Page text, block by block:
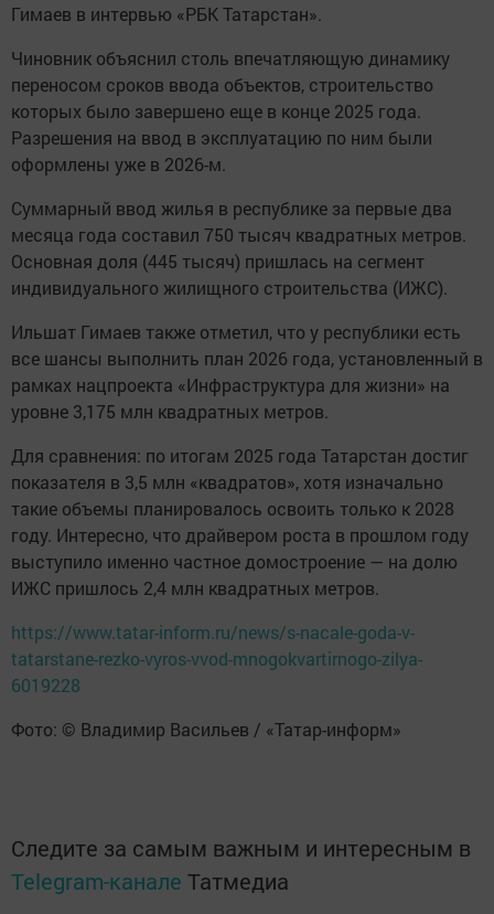
Гимаев в интервью «РБК Татарстан».
Чиновник объяснил столь впечатляющую динамику
переносом сроков ввода объектов, строительство
которых было завершено еще в конце 2025 года.
Разрешения на ввод в эксплуатацию по ним были
оформлены уже в 2026-м.
Суммарный ввод жилья в республике за первые два
месяца года составил 750 тысяч квадратных метров.
Основная доля (445 тысяч) пришлась на сегмент
индивидуального жилищного строительства (ИЖС).
Ильшат Гимаев также отметил, что у республики есть
все шансы выполнить план 2026 года, установленный в
рамках нацпроекта «Инфраструктура для жизни» на
уровне 3,175 млн квадратных метров.
Для сравнения: по итогам 2025 года Татарстан достиг
показателя в 3,5 млн «квадратов», хотя изначально
такие объемы планировалось освоить только к 2028
году. Интересно, что драйвером роста в прошлом году
выступило именно частное домостроение — на долю
ИЖС пришлось 2,4 млн квадратных метров.
https://www.tatar-inform.ru/news/s-nacale-goda-v-
tatarstane-rezko-vyros-vvod-mnogokvartirnogo-zilya-
6019228
Фото: © Владимир Васильев / «Татар-информ»
Следите за самым важным и интересным в
Telegram-канале Татмедиа